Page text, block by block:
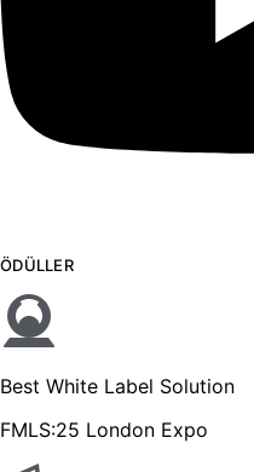
ÖDÜLLER
Best White Label Solution
FMLS:25 London Expo